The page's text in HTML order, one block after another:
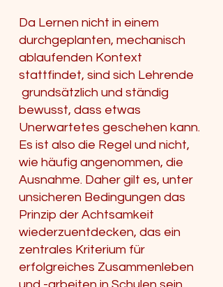
Da Lernen nicht in einem
durchgeplanten, mechanisch
ablaufenden Kontext
stattfindet, sind sich Lehrende
grundsätzlich und ständig
bewusst, dass etwas
Unerwartetes geschehen kann.
Es ist also die Regel und nicht,
wie häufig angenommen, die
Ausnahme. Daher gilt es, unter
unsicheren Bedingungen das
Prinzip der Achtsamkeit
wiederzuentdecken, das ein
zentrales Kriterium für
erfolgreiches Zusammenleben
und -arbeiten in Schulen sein